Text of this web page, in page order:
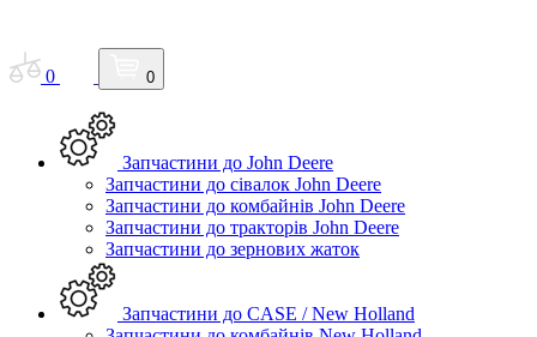
0 0
Запчастини до John Deere
Запчастини до сівалок John Deere
Запчастини до комбайнів John Deere
Запчастини до тракторів John Deere
Запчастини до зернових жаток
Запчастини до CASE / New Holland